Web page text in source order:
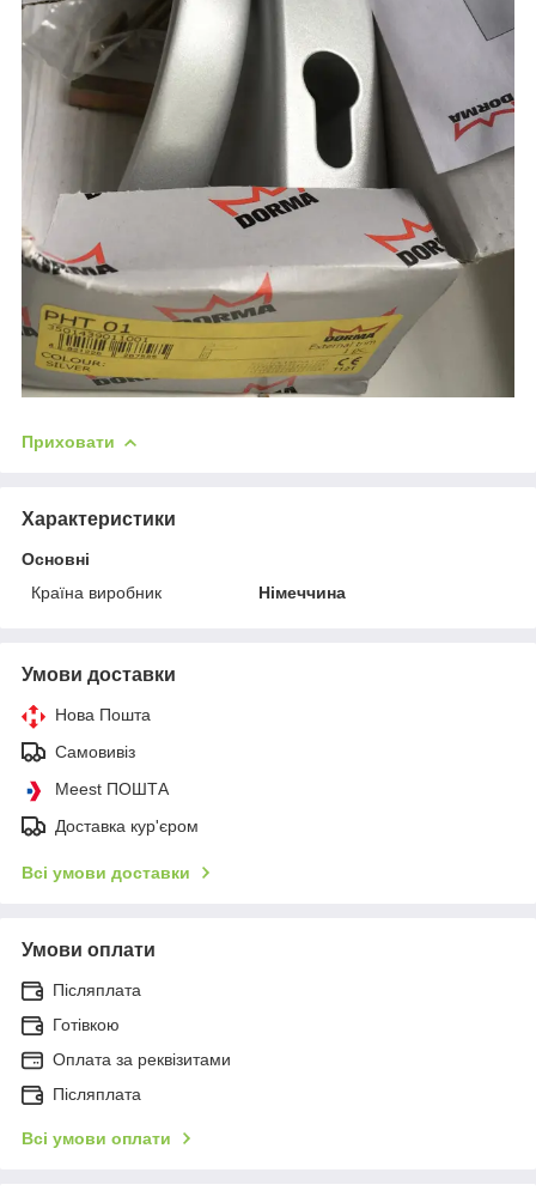
Приховати
Характеристики
Основні
Країна виробник
Німеччина
Умови доставки
Нова Пошта
Самовивіз
Meest ПОШТА
Доставка кур'єром
Всі умови доставки
Умови оплати
Післяплата
Готівкою
Оплата за реквізитами
Післяплата
Всі умови оплати